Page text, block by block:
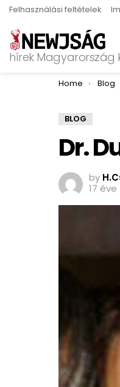
Felhasználási feltételek
hírek Magyarország
You are here:
Home Blog
BLOG
Dr.
by
17 éve